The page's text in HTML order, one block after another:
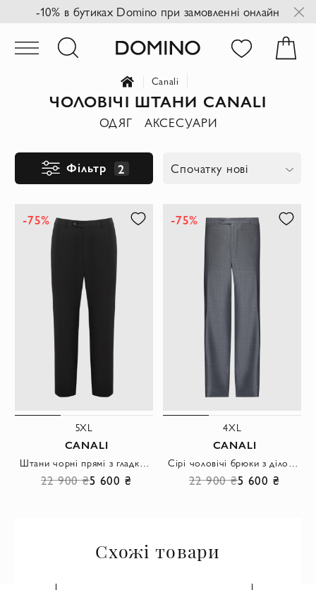
-10% в бутиках Domino при замовленні онлайн
Canali
ЧОЛОВІЧІ ШТАНИ CANALI
ОДЯГ АКСЕСУАРИ
Фільтр 2 Спочатку нові
-75%
5XL
CANALI
Штани чорні прямі з гладкої вовни
22 900 ₴5 600 ₴
-75%
4XL
CANALI
Сірі чоловічі брюки з ділової костюмної тканини.
22 900 ₴5 600 ₴
Схожі товари